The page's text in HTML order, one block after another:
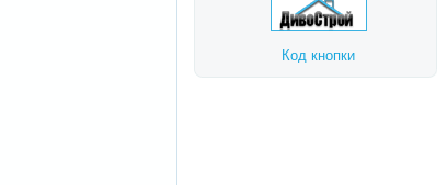
Код кнопки